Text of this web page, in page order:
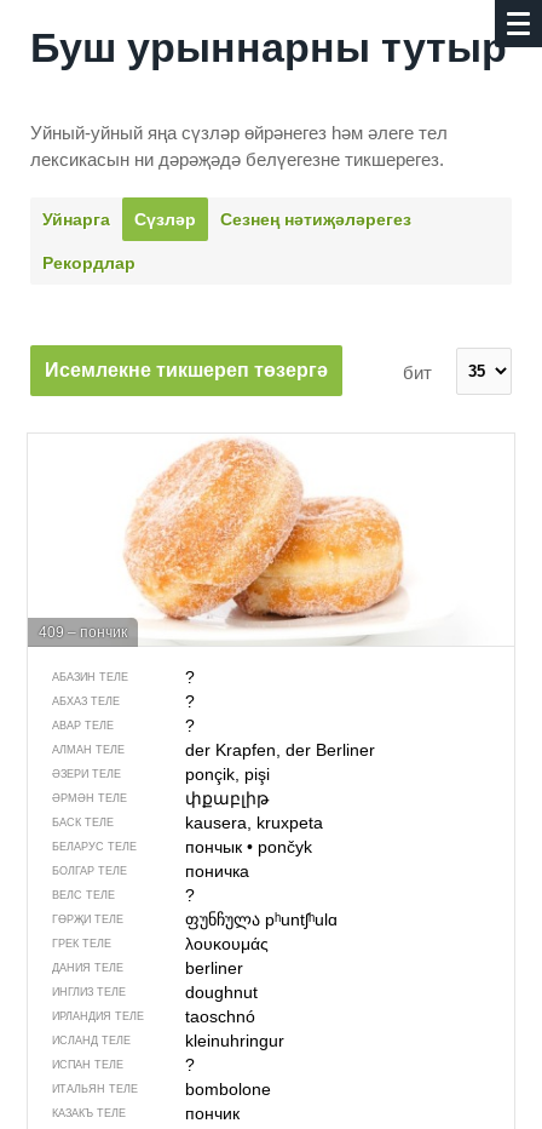
Буш урыннарны тутыр
Уйный-уйный яңа сүзләр өйрәнегез һәм әлеге тел
лексикасын ни дәрәҗәдә белүегезне тикшерегез.
Уйнарга Сүзләр Сезнең нәти­җәләрегез
Рекордлар
Исемлекне тикшереп төзергә бит
409 – пончик
АБАЗИН ТЕЛЕ ?
АБХАЗ ТЕЛЕ ?
АВАР ТЕЛЕ ?
АЛМАН ТЕЛЕ der Krapfen, der Berliner
ӘЗЕРИ ТЕЛЕ ponçik, pişi
ӘРМӘН ТЕЛЕ փքաբլիթ
БАСК ТЕЛЕ kausera, kruxpeta
БЕЛАРУС ТЕЛЕ пончык• pončyk
БОЛГАР ТЕЛЕ поничка
ВЕЛС ТЕЛЕ ?
ГӨРҖИ ТЕЛЕ ფუნჩულა pʰuntʃʰulɑ
ГРЕК ТЕЛЕ λουκουμάς
ДАНИЯ ТЕЛЕ berliner
ИНГЛИЗ ТЕЛЕ doughnut
ИРЛАНДИЯ ТЕЛЕ taoschnó
ИСЛАНД ТЕЛЕ kleinuhringur
ИСПАН ТЕЛЕ ?
ИТАЛЬЯН ТЕЛЕ bombolone
КАЗАКЪ ТЕЛЕ пончик